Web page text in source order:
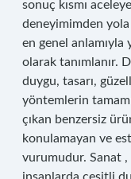
sonuç kısmı
deneyimimden
en genel anlamıyla
olarak tanımlanır.
duygu, tasarı,
yöntemlerin
çıkan benzersiz
konulamayan ve
vurumudur. Sanat ,